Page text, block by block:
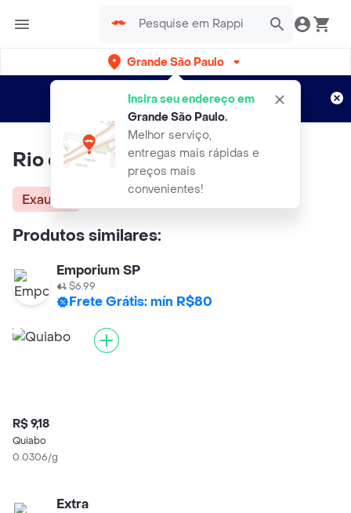
Grande São Paulo
Insira seu endereço em
Grande São Paulo.
Melhor serviço,
entregas mais rápidas e
preços mais
convenientes!
Entregas grátis por 15 dias!
Aplicam T&C
Rio de Una Quiabo Orgânico
Exausta
Produtos similares:
Emporium SP
$6.99
Frete Grátis: mín R$80
R$ 9,18
Quiabo
0.0306/g
Extra